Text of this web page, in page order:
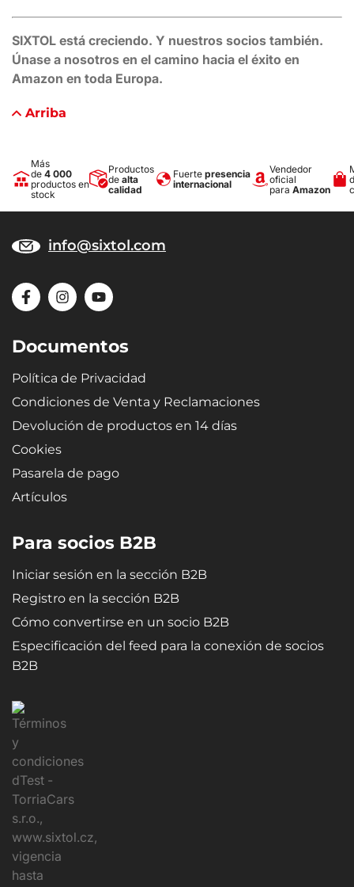
SIXTOL está creciendo. Y nuestros socios también.
Únase a nosotros en el camino hacia el éxito en
Amazon en toda Europa.
Arriba
Más
de 4 000
productos en
stock
Productos
de alta
calidad
Fuerte presencia
internacional
Vendedor
oficial
para Amazon
info@sixtol.com
Documentos
Política de Privacidad
Condiciones de Venta y Reclamaciones
Devolución de productos en 14 días
Cookies
Pasarela de pago
Artículos
Para socios B2B
Iniciar sesión en la sección B2B
Registro en la sección B2B
Cómo convertirse en un socio B2B
Especificación del feed para la conexión de socios
B2B